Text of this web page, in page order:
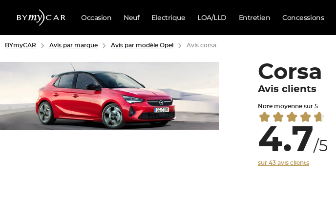
Occasion Neuf Electrique LOA/LLD Entretien Concessions
BYmyCAR Avis par marque Avis par modèle Opel Avis corsa
Corsa
Avis clients
Note moyenne sur 5
4.7/5
sur 43 avis clients